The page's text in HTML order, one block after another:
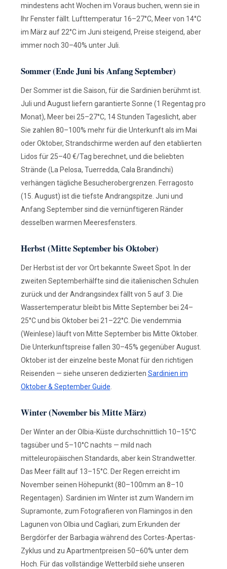
mindestens acht Wochen im Voraus buchen, wenn sie in
Ihr Fenster fällt. Lufttemperatur 16–27°C, Meer von 14°C
im März auf 22°C im Juni steigend, Preise steigend, aber
immer noch 30–40% unter Juli.
Sommer (Ende Juni bis Anfang September)
Der Sommer ist die Saison, für die Sardinien berühmt ist.
Juli und August liefern garantierte Sonne (1 Regentag pro
Monat), Meer bei 25–27°C, 14 Stunden Tageslicht, aber
Sie zahlen 80–100% mehr für die Unterkunft als im Mai
oder Oktober, Strandschirme werden auf den etablierten
Lidos für 25–40 €/Tag berechnet, und die beliebten
Strände (La Pelosa, Tuerredda, Cala Brandinchi)
verhängen tägliche Besucherobergrenzen. Ferragosto
(15. August) ist die tiefste Andrangspitze. Juni und
Anfang September sind die vernünftigeren Ränder
desselben warmen Meeresfensters.
Herbst (Mitte September bis Oktober)
Der Herbst ist der vor Ort bekannte Sweet Spot. In der
zweiten Septemberhälfte sind die italienischen Schulen
zurück und der Andrangsindex fällt von 5 auf 3. Die
Wassertemperatur bleibt bis Mitte September bei 24–
25°C und bis Oktober bei 21–22°C. Die vendemmia
(Weinlese) läuft von Mitte September bis Mitte Oktober.
Die Unterkunftspreise fallen 30–45% gegenüber August.
Oktober ist der einzelne beste Monat für den richtigen
Reisenden — siehe unseren dedizierten Sardinien im
Oktober & September Guide.
Winter (November bis Mitte März)
Der Winter an der Olbia-Küste durchschnittlich 10–15°C
tagsüber und 5–10°C nachts — mild nach
mitteleuropäischen Standards, aber kein Strandwetter.
Das Meer fällt auf 13–15°C. Der Regen erreicht im
November seinen Höhepunkt (80–100mm an 8–10
Regentagen). Sardinien im Winter ist zum Wandern im
Supramonte, zum Fotografieren von Flamingos in den
Lagunen von Olbia und Cagliari, zum Erkunden der
Bergdörfer der Barbagia während des Cortes-Apertas-
Zyklus und zu Apartmentpreisen 50–60% unter dem
Hoch. Für das vollständige Wetterbild siehe unseren